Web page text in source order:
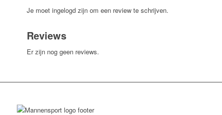
Je moet ingelogd zijn om een review te schrijven.
Reviews
Er zijn nog geen reviews.